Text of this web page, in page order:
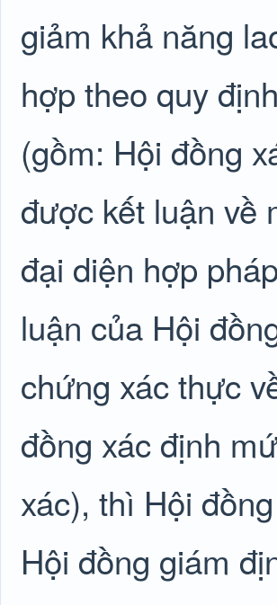
giảm khả năng
hợp theo quy
(gồm: Hội đồng
được kết luận về
đại diện hợp
luận của Hội
chứng xác thực
đồng xác định
xác), thì Hội
Hội đồng giám